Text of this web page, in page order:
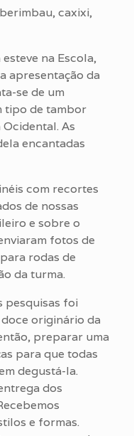
caxixi,
na Escola,
apresentação da
se de um
tipo de tambor
As
encantadas
com recortes
de nossas
e sobre o
fotos de
rodas de
da turma.
pesquisas foi
originário da
preparar uma
para que todas
degustá-la.
dos
e formas.